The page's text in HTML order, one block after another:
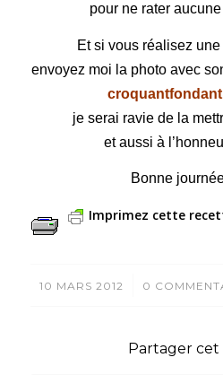
pour ne rater
Et si vous réalisez
envoyez moi la photo avec
je serai ravie de la
et aussi à
Bonne
Imprimez cette
10 MARS 2012
/ 0 /
Partager